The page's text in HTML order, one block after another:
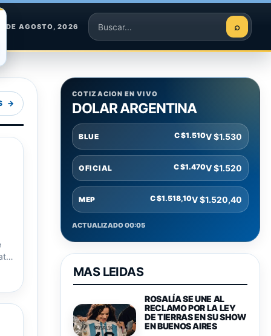
DE AGOSTO, 2026
Buscar
⌕
COTIZACION EN VIVO
DOLAR ARGENTINA
BLUE C $1.510V $1.530
OFICIAL C $1.470V $1.520
MEP C $1.518,10V $1.520,40
ACTUALIZADO 00:05
MAS LEIDAS
ROSALÍA SE UNE AL
RECLAMO POR LA LEY
DE TIERRAS EN SU SHOW
EN BUENOS AIRES